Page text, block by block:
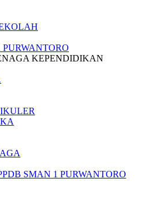
KEPENDIDIKAN
SMAN 1 PURWANTORO